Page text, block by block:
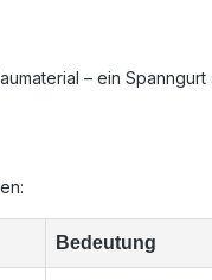
– ein
Bedeutung